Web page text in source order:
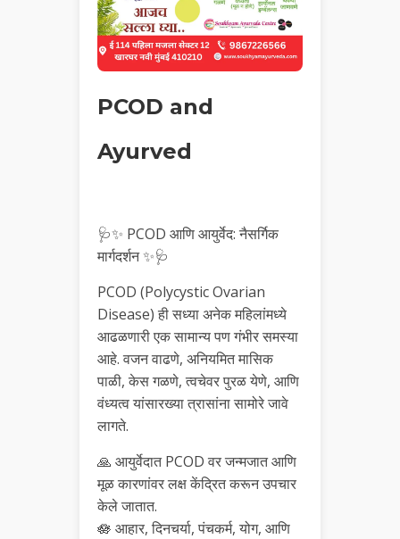
PCOD and
Ayurved
🩺✨ PCOD आणि आयुर्वेद: नैसर्गिक
मार्गदर्शन ✨🩺
PCOD (Polycystic Ovarian
Disease) ही सध्या अनेक महिलांमध्ये
आढळणारी एक सामान्य पण गंभीर समस्या
आहे. वजन वाढणे, अनियमित मासिक
पाळी, केस गळणे, त्वचेवर पुरळ येणे, आणि
वंध्यत्व यांसारख्या त्रासांना सामोरे जावे
लागते.
🙏 आयुर्वेदात PCOD वर जन्मजात आणि
मूळ कारणांवर लक्ष केंद्रित करून उपचार
केले जातात.
🪷 आहार, दिनचर्या, पंचकर्म, योग, आणि